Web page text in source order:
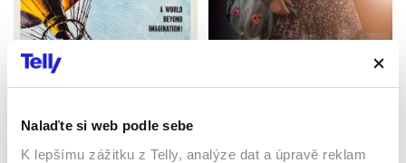
Nalaďte si web podle sebe
K lepšímu zážitku z Telly, analýze dat a úpravě reklam